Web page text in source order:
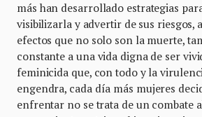
más han desarrollado estrategias
visibilizarla y advertir de sus riesgos,
efectos que no solo son la muerte,
constante a una vida digna de ser
feminicida que, con todo y la
engendra, cada día más mujeres
enfrentar no se trata de un combate